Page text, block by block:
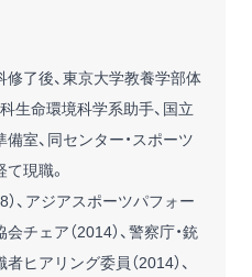
了後、東京大学教養学部体
生命環境科学系助手、国立
室、同センター・スポーツ
現職。
、アジアスポーツパフォー
チェア（2014）、警察庁・銃
ヒアリング委員（2014）、